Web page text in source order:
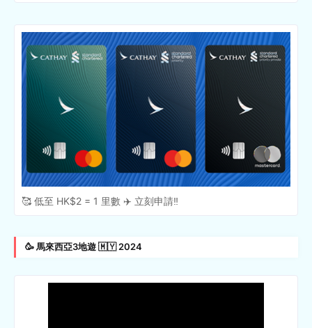
🥰 低至 HK$2 = 1 里數 ✈️ 立刻申請‼️
🥳 馬來西亞3地遊 🇲🇾 2024